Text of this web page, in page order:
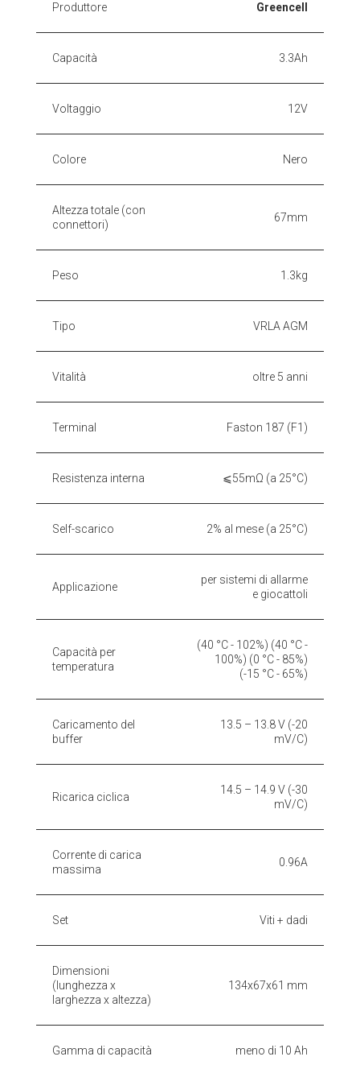
Produttore Greencell
Capacità 3.3Ah
Voltaggio 12V
Colore Nero
Altezza totale (con
connettori)
67mm
Peso 1.3kg
Tipo VRLA AGM
Vitalità oltre 5 anni
Terminal Faston 187 (F1)
Resistenza interna ⩽55mΩ (a 25°C)
Self-scarico 2% al mese (a 25°C)
Applicazione
per sistemi di allarme
e giocattoli
Capacità per
temperatura
(40 °C - 102%) (40 °C -
100%) (0 °C - 85%)
(-15 °C - 65%)
Caricamento del
buffer
13.5 – 13.8 V (-20
mV/C)
Ricarica ciclica
14.5 – 14.9 V (-30
mV/C)
Corrente di carica
massima
0.96A
Set Viti + dadi
Dimensioni
(lunghezza x
larghezza x altezza)
134x67x61 mm
Gamma di capacità meno di 10 Ah